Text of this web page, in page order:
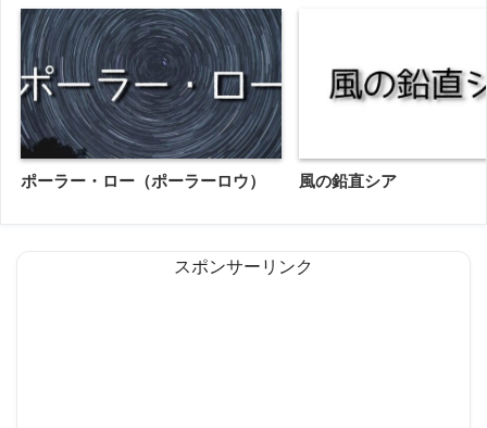
ポーラー・ロー（ポーラーロウ） 風の鉛直シア
スポンサーリンク